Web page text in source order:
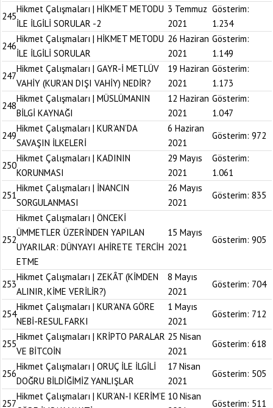
245
Hikmet Çalışmaları | HİKMET METODU
İLE İLGİLİ SORULAR -2
3 Temmuz
2021
Gösterim:
1.234
246
Hikmet Çalışmaları | HİKMET METODU
İLE İLGİLİ SORULAR
26 Haziran
2021
Gösterim:
1.149
247
Hikmet Çalışmaları | GAYR-İ METLÜV
VAHİY (KUR’AN DIŞI VAHİY) NEDİR?
19 Haziran
2021
Gösterim:
1.173
248
Hikmet Çalışmaları | MÜSLÜMANIN
BİLGİ KAYNAĞI
12 Haziran
2021
Gösterim:
1.047
249
Hikmet Çalışmaları | KUR’AN’DA
SAVAŞIN İLKELERİ
6 Haziran
2021
Gösterim: 972
250
Hikmet Çalışmaları | KADININ
KORUNMASI
29 Mayıs
2021
Gösterim:
1.061
251
Hikmet Çalışmaları | İNANCIN
SORGULANMASI
26 Mayıs
2021
Gösterim: 835
252
Hikmet Çalışmaları | ÖNCEKİ
ÜMMETLER ÜZERİNDEN YAPILAN
UYARILAR: DÜNYAYI AHİRETE TERCİH
ETME
15 Mayıs
2021
Gösterim: 905
253
Hikmet Çalışmaları | ZEKÂT (KİMDEN
ALINIR, KİME VERİLİR?)
8 Mayıs
2021
Gösterim: 704
254
Hikmet Çalışmaları | KUR’AN’A GÖRE
NEBİ-RESUL FARKI
1 Mayıs
2021
Gösterim: 712
255
Hikmet Çalışmaları | KRİPTO PARALAR
VE BİTCOİN
25 Nisan
2021
Gösterim: 618
256
Hikmet Çalışmaları | ORUÇ İLE İLGİLİ
DOĞRU BİLDİĞİMİZ YANLIŞLAR
17 Nisan
2021
Gösterim: 505
257
Hikmet Çalışmaları | KUR’AN-I KERİM’E 10 Nisan
Gösterim: 511